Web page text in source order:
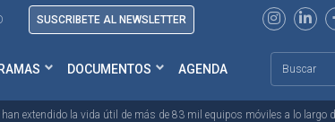
SUSCRIBETE AL NEWSLETTER
DOCUMENTOS AGENDA
extendido la vida útil de más de 83 mil equipos móviles a lo largo